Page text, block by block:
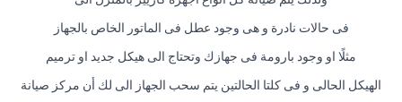
فى حالات نادرة و هى وجود عطل فى الماتور الخاص بالجهاز
مثلًا او وجود بارومة فى جهازك وتحتاج الى هيكل جديد او ترميم
الهيكل الحالى و فى كلتا الحالتين يتم سحب الجهاز الى لك أن مركز صيانة